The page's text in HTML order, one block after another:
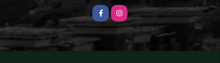
FacebookInstagram